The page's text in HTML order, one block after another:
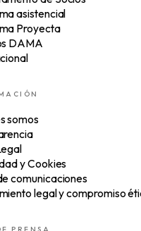
asistencial
Proyecta
DAMA
somos
y Cookies
comunicaciones
legal y compromiso
PRENSA